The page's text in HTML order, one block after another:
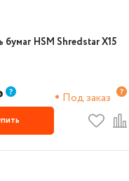
HSM Shredstar X15
Под заказ